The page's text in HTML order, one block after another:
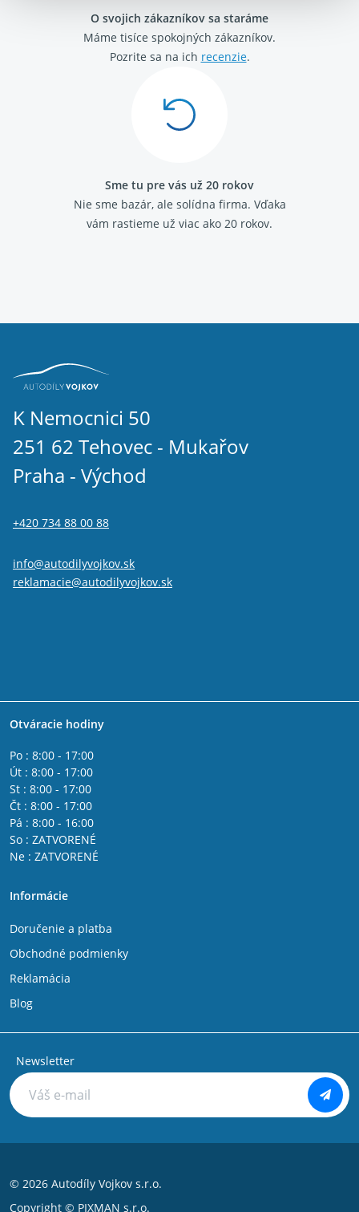
O svojich zákazníkov sa staráme
Máme tisíce spokojných zákazníkov.
Pozrite sa na ich recenzie.
Sme tu pre vás už 20 rokov
Nie sme bazár, ale solídna firma. Vďaka
vám rastieme už viac ako 20 rokov.
K Nemocnici 50
251 62 Tehovec - Mukařov
Praha - Východ
+420 734 88 00 88
info@autodilyvojkov.sk
reklamacie@autodilyvojkov.sk
Otváracie hodiny
Po : 8:00 - 17:00
Út : 8:00 - 17:00
St : 8:00 - 17:00
Čt : 8:00 - 17:00
Pá : 8:00 - 16:00
So : ZATVORENÉ
Ne : ZATVORENÉ
Informácie
Doručenie a platba
Obchodné podmienky
Reklamácia
Blog
Newsletter
© 2026 Autodíly Vojkov s.r.o.
Copyright © PIXMAN s.r.o.